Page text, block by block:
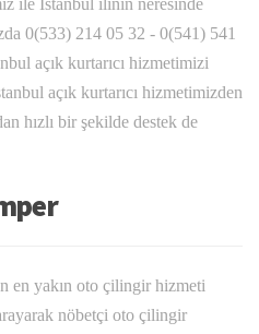
ile İstanbul ilinin neresinde
0(533) 214 05 32 - 0(541) 541
açık kurtarıcı hizmetimizi
açık kurtarıcı hizmetimizden
hızlı bir şekilde destek de
en yakın oto çilingir hizmeti
nöbetçi oto çilingir